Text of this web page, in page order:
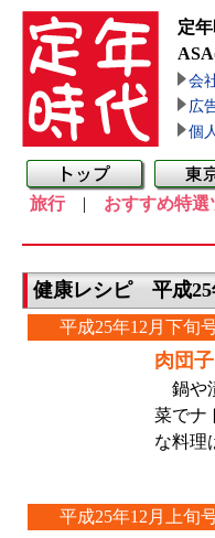
定
会
広
個
旅行| おすすめ特選
健康レシピ 平成25
平成25年12月下旬
肉団
鍋や
菜でナ
な料理
平成25年12月上旬